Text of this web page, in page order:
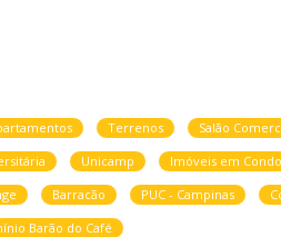
SP
Terrenos Salão
Unicamp Imóveis em
Barracão PUC - Campinas
Barão do Café